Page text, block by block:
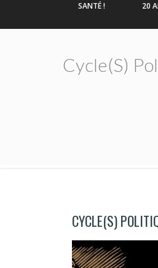
SANTÉ ! 20
Cycle(s)
CYCLE(S)